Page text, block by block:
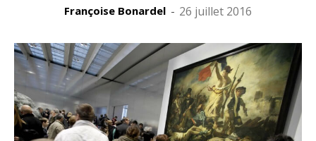
Françoise Bonardel - 26 juillet 2016